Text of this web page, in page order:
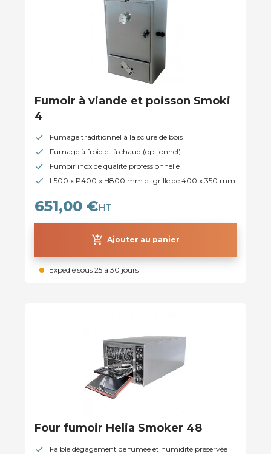
Fumoir à viande et poisson Smoki
4
Fumage traditionnel à la sciure de bois
Fumage à froid et à chaud (optionnel)
Fumoir inox de qualité professionnelle
L500 x P400 x H800 mm et grille de 400 x 350 mm
651,00 €HT
add_shopping_cart Ajouter au panier
Expédié sous 25 à 30 jours
Four fumoir Helia Smoker 48
Faible dégagement de fumée et humidité préservée